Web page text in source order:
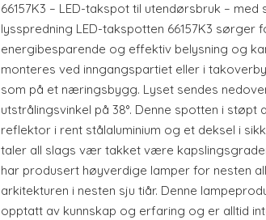
66157K3 – LED-takspot til utendørsbruk – med
lysspredning LED-takspotten 66157K3 sørger
energibesparende og effektiv belysning og
monteres ved inngangspartiet eller i
som på et næringsbygg. Lyset sendes
utstrålingsvinkel på 38°. Denne spotten i støpt
reflektor i rent stålaluminium og et deksel i
taler all slags vær takket være
har produsert høyverdige lamper for nesten
arkitekturen i nesten sju tiår. Denne
opptatt av kunnskap og erfaring og er alltid